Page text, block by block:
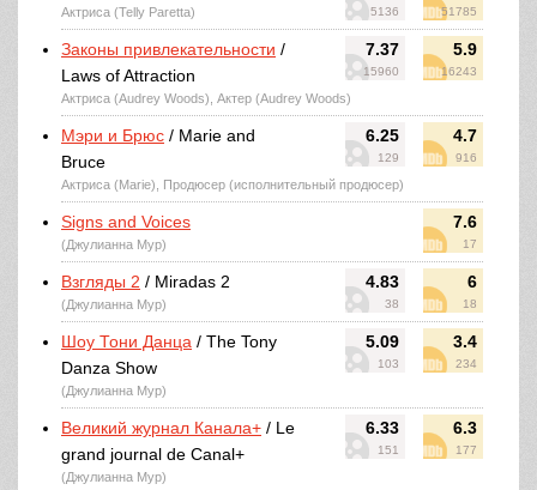
5136 51785
Актриса (Telly Paretta)
7.37
15960
5.9
16243
Законы привлекательности /
Laws of Attraction
Актриса (Audrey Woods), Актер (Audrey Woods)
6.25
129
4.7
916
Мэри и Брюс / Marie and
Bruce
Актриса (Marie), Продюсер (исполнительный продюсер)
7.6
17
Signs and Voices
(Джулианна Мур)
4.83
38
6
18
Взгляды 2 / Miradas 2
(Джулианна Мур)
5.09
103
3.4
234
Шоу Тони Данца / The Tony
Danza Show
(Джулианна Мур)
6.33
151
6.3
177
Великий журнал Канала+ / Le
grand journal de Canal+
(Джулианна Мур)